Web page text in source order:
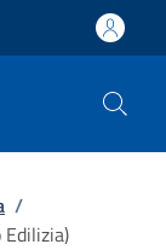
/
Edilizia)